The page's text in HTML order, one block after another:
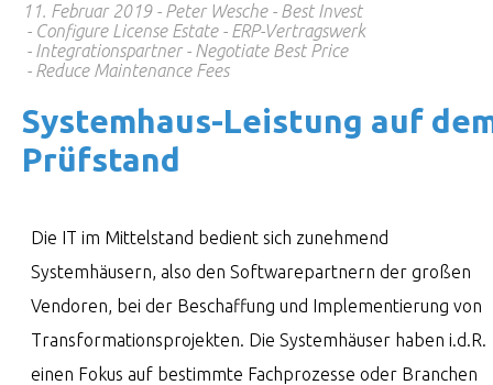
11. Februar 2019 Peter Wesche
Best Invest
Configure License Estate
ERP-Vertragswerk
Integrationspartner
Negotiate Best Price
Reduce Maintenance Fees
System­haus-Leis­tung auf
Prüf­stand
Die IT im Mittelstand bedient sich zunehmend
Systemhäusern, also den Softwarepartnern der großen
Vendoren, bei der Beschaffung und Implementierung von
Transformationsprojekten. Die Systemhäuser haben i.d.R.
einen Fokus auf bestimmte Fachprozesse oder Branchen